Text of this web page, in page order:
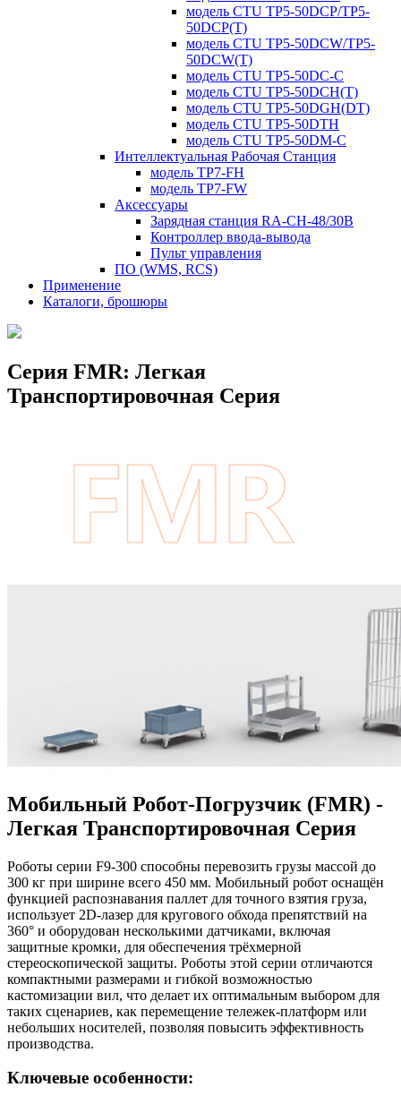
модель CTU TP5-50DCP/TP5-
50DCP(T)
модель CTU TP5-50DCW/TP5-
50DCW(T)
модель CTU TP5-50DC-C
модель CTU TP5-50DCH(T)
модель CTU TP5-50DGH(DT)
модель CTU TP5-50DTH
модель CTU TP5-50DM-C
Интеллектуальная Рабочая Станция
модель TP7-FH
модель TP7-FW
Аксессуары
Зарядная станция RA-CH-48/30B
Контроллер ввода-вывода
Пульт управления
ПО (WMS, RCS)
Применение
Каталоги, брошюры
Серия FMR: Легкая
Транспортировочная Серия
Мобильный Робот-Погрузчик (FMR) -
Легкая Транспортировочная Серия
Роботы серии F9-300 способны перевозить грузы массой до
300 кг при ширине всего 450 мм. Мобильный робот оснащён
функцией распознавания паллет для точного взятия груза,
использует 2D-лазер для кругового обхода препятствий на
360° и оборудован несколькими датчиками, включая
защитные кромки, для обеспечения трёхмерной
стереоскопической защиты. Роботы этой серии отличаются
компактными размерами и гибкой возможностью
кастомизации вил, что делает их оптимальным выбором для
таких сценариев, как перемещение тележек-платформ или
небольших носителей, позволяя повысить эффективность
производства.
Ключевые особенности: